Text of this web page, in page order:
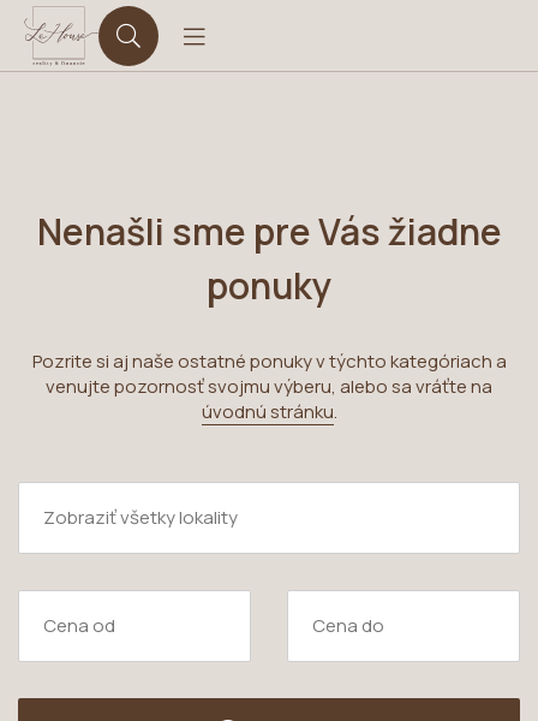
Nenašli sme pre Vás žiadne
ponuky
Pozrite si aj naše ostatné ponuky v týchto kategóriach a
venujte pozornosť svojmu výberu, alebo sa vráťte na
úvodnú stránku.